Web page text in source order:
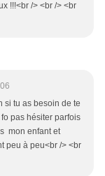
!!!<br /> <br /> <br
si tu as besoin de te
pas hésiter parfois
mon enfant et
peu à peu<br /> <br